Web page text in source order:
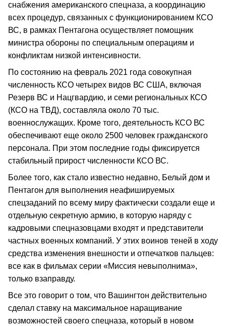
снабжения американского спецназа, а координацию
всех процедур, связанных с функционированием КСО
ВС, в рамках Пентагона осуществляет помощник
министра обороны по специальным операциям и
конфликтам низкой интенсивности.
По состоянию на февраль 2021 года совокупная
численность КСО четырех видов ВС США, включая
Резерв ВС и Нацгвардию, и семи региональных КСО
(КСО на ТВД), составляла около 70 тыс.
военнослужащих. Кроме того, деятельность КСО ВС
обеспечивают еще около 2500 человек гражданского
персонала. При этом последние годы фиксируется
стабильный прирост численности КСО ВС.
Более того, как стало известно недавно, Белый дом и
Пентагон для выполнения неафишируемых
спецзаданий по всему миру фактически создали еще и
отдельную секретную армию, в которую наряду с
кадровыми спецназовцами входят и представители
частных военных компаний. У этих воинов теней в ходу
средства изменения внешности и отпечатков пальцев:
все как в фильмах серии «Миссия невыполнима»,
только взаправду.
Все это говорит о том, что Вашингтон действительно
сделал ставку на максимальное наращивание
возможностей своего спецназа, который в новом